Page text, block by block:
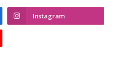
Instagram